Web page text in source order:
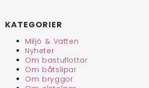
KATEGORIER
Miljö & Vatten
Nyheter
Om bastuflottar
Om båtslipar
Om bryggor